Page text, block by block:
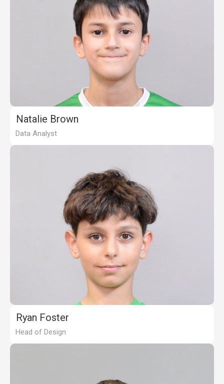
Natalie Brown
Data Analyst
Ryan Foster
Head of Design